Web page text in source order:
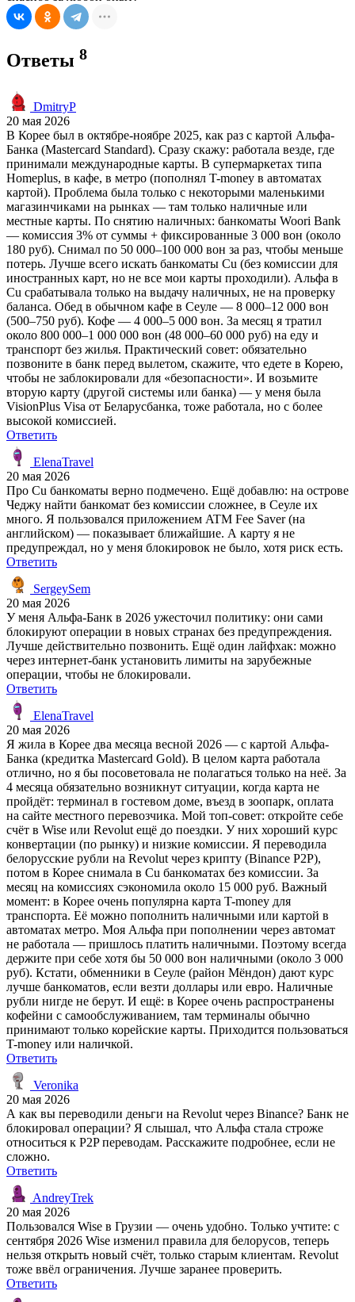
Ответы 8
DmitryP
20 мая 2026
В Корее был в октябре-ноябре 2025, как раз с картой Альфа-
Банка (Mastercard Standard). Сразу скажу: работала везде, где
принимали международные карты. В супермаркетах типа
Homeplus, в кафе, в метро (пополнял T-money в автоматах
картой). Проблема была только с некоторыми маленькими
магазинчиками на рынках — там только наличные или
местные карты. По снятию наличных: банкоматы Woori Bank
— комиссия 3% от суммы + фиксированные 3 000 вон (около
180 руб). Снимал по 50 000–100 000 вон за раз, чтобы меньше
потерь. Лучше всего искать банкоматы Cu (без комиссии для
иностранных карт, но не все мои карты проходили). Альфа в
Cu срабатывала только на выдачу наличных, не на проверку
баланса. Обед в обычном кафе в Сеуле — 8 000–12 000 вон
(500–750 руб). Кофе — 4 000–5 000 вон. За месяц я тратил
около 800 000–1 000 000 вон (48 000–60 000 руб) на еду и
транспорт без жилья. Практический совет: обязательно
позвоните в банк перед вылетом, скажите, что едете в Корею,
чтобы не заблокировали для «безопасности». И возьмите
вторую карту (другой системы или банка) — у меня была
VisionPlus Visa от Беларусбанка, тоже работала, но с более
высокой комиссией.
Ответить
ElenaTravel
20 мая 2026
Про Cu банкоматы верно подмечено. Ещё добавлю: на острове
Чеджу найти банкомат без комиссии сложнее, в Сеуле их
много. Я пользовался приложением ATM Fee Saver (на
английском) — показывает ближайшие. А карту я не
предупреждал, но у меня блокировок не было, хотя риск есть.
Ответить
SergeySem
20 мая 2026
У меня Альфа-Банк в 2026 ужесточил политику: они сами
блокируют операции в новых странах без предупреждения.
Лучше действительно позвонить. Ещё один лайфхак: можно
через интернет-банк установить лимиты на зарубежные
операции, чтобы не блокировали.
Ответить
ElenaTravel
20 мая 2026
Я жила в Корее два месяца весной 2026 — с картой Альфа-
Банка (кредитка Mastercard Gold). В целом карта работала
отлично, но я бы посоветовала не полагаться только на неё. За
4 месяца обязательно возникнут ситуации, когда карта не
пройдёт: терминал в гостевом доме, въезд в зоопарк, оплата
на сайте местного перевозчика. Мой топ-совет: откройте себе
счёт в Wise или Revolut ещё до поездки. У них хороший курс
конвертации (по рынку) и низкие комиссии. Я переводила
белорусские рубли на Revolut через крипту (Binance P2P),
потом в Корее снимала в Cu банкоматах без комиссии. За
месяц на комиссиях сэкономила около 15 000 руб. Важный
момент: в Корее очень популярна карта T-money для
транспорта. Её можно пополнить наличными или картой в
автоматах метро. Моя Альфа при пополнении через автомат
не работала — пришлось платить наличными. Поэтому всегда
держите при себе хотя бы 50 000 вон наличными (около 3 000
руб). Кстати, обменники в Сеуле (район Мёндон) дают курс
лучше банкоматов, если везти доллары или евро. Наличные
рубли нигде не берут. И ещё: в Корее очень распространены
кофейни с самообслуживанием, там терминалы обычно
принимают только корейские карты. Приходится пользоваться
T-money или наличкой.
Ответить
Veronika
20 мая 2026
А как вы переводили деньги на Revolut через Binance? Банк не
блокировал операции? Я слышал, что Альфа стала строже
относиться к P2P переводам. Расскажите подробнее, если не
сложно.
Ответить
AndreyTrek
20 мая 2026
Пользовался Wise в Грузии — очень удобно. Только учтите: с
сентября 2026 Wise изменил правила для белорусов, теперь
нельзя открыть новый счёт, только старым клиентам. Revolut
тоже ввёл ограничения. Лучше заранее проверить.
Ответить